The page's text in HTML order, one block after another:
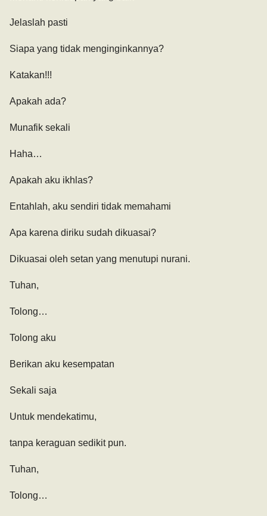
Jelaslah pasti
Siapa yang tidak menginginkannya?
Katakan!!!
Apakah ada?
Munafik sekali
Haha…
Apakah aku ikhlas?
Entahlah, aku sendiri tidak memahami
Apa karena diriku sudah dikuasai?
Dikuasai oleh setan yang menutupi nurani.
Tuhan,
Tolong…
Tolong aku
Berikan aku kesempatan
Sekali saja
Untuk mendekatimu,
tanpa keraguan sedikit pun.
Tuhan,
Tolong…